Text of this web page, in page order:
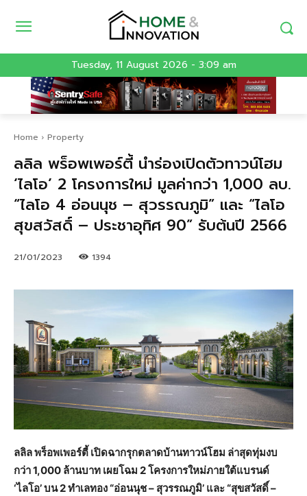
Tuesday, 11 August 2026 - 3:09 am
Home Property
ลลิล พร็อพเพอร์ตี้ นำร่องเปิดตัวทาวน์โฮม
‘ไลโอ’ 2 โครงการใหม่ มูลค่ากว่า 1,000 ลบ.
“ไลโอ 4 อ่อนนุช – สุวรรณภูมิ” และ “ไลโอ
สุขสวัสดิ์ – ประชาอุทิศ 90” รับต้นปี 2566
21/01/2023 1394
ลลิล พร็อพเพอร์ตี้ เปิดฉากรุกตลาดบ้านทาวน์โฮม ล่าสุดทุ่มงบ
กว่า 1,000 ล้านบาท เผยโฉม 2 โครงการใหม่ภายใต้แบรนด์
‘ไลโอ’ บน 2 ทำเลทอง “อ่อนนุช – สุวรรณภูมิ’ และ “สุขสวัสดิ์ –